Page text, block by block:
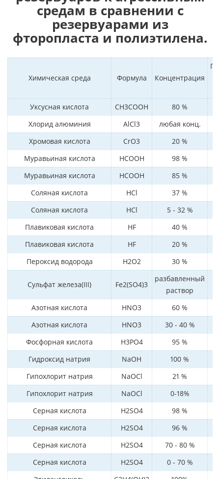
средам в сравнении с
резервуарами из
фторопласта и полиэтилена.
Химическая среда Формула Концентрация
Уксусная кислота
CH3COOH
80 %
Хлорид алюминия
AlCl3
любая конц.
Хромовая кислота
CrO3
20 %
Муравьиная кислота
HCOOH
98 %
Муравьиная кислота
HCOOH
85 %
Соляная кислота
HCl
37 %
Соляная кислота
HCl
5 - 32 %
Плавиковая кислота
HF
40 %
Плавиковая кислота
HF
20 %
Пероксид водорода
H2O2 30 %
Сульфат железа(III) Fe2(SO4)3
разбавленный
раствор
Азотная кислота
HNO3
60 %
Азотная кислота
HNO3
30 - 40 %
Фосфорная кислота
H3PO4
95 %
Гидроксид натрия
NaOH
100 %
Гипохлорит натрия
NaOCl 21 %
Гипохлорит натрия
NaOCl 0-18%
Серная кислота
H2SO4
98 %
Серная кислота
H2SO4
96 %
Серная кислота
H2SO4
70 - 80 %
Серная кислота
H2SO4
0 - 70 %